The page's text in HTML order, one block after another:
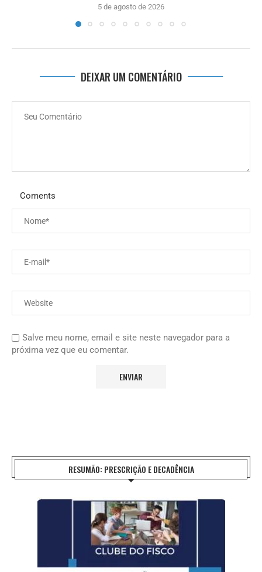
5 de agosto de 2026
DEIXAR UM COMENTÁRIO
Coments
Salve meu nome, email e site neste navegador para a
próxima vez que eu comentar.
RESUMÃO: PRESCRIÇÃO E DECADÊNCIA